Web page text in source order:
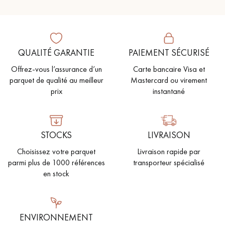
QUALITÉ GARANTIE
Offrez-vous l’assurance d’un
parquet de qualité au meilleur
prix
PAIEMENT SÉCURISÉ
Carte bancaire Visa et
Mastercard ou virement
instantané
STOCKS
Choisissez votre parquet
parmi plus de 1000 références
en stock
LIVRAISON
Livraison rapide par
transporteur spécialisé
ENVIRONNEMENT